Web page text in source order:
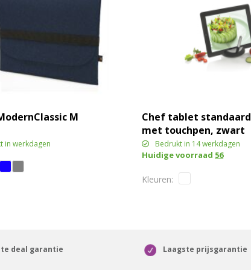
M
in werkdagen
Chef tablet standaard
met touchpen, zwart
Bedrukt in 14 werkdagen
Huidige voorraad 56
deal garantie Laagste prijsgarantie